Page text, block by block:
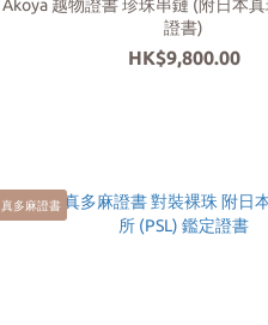
Akoya 越物證書 珍珠串鏈 (附日本
證書)
HK$9,800.00
真多麻證書